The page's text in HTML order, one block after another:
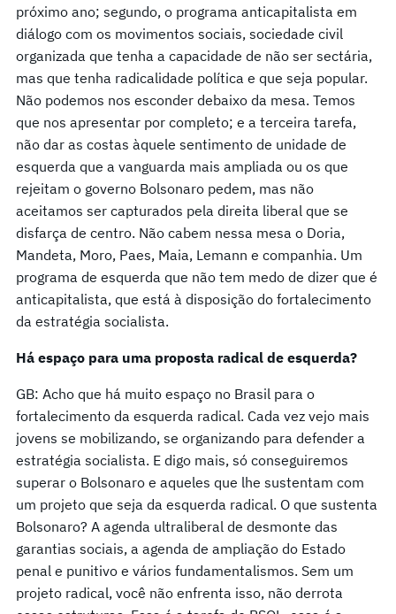
próximo ano; segundo, o programa anticapitalista em
diálogo com os movimentos sociais, sociedade civil
organizada que tenha a capacidade de não ser sectária,
mas que tenha radicalidade política e que seja popular.
Não podemos nos esconder debaixo da mesa. Temos
que nos apresentar por completo; e a terceira tarefa,
não dar as costas àquele sentimento de unidade de
esquerda que a vanguarda mais ampliada ou os que
rejeitam o governo Bolsonaro pedem, mas não
aceitamos ser capturados pela direita liberal que se
disfarça de centro. Não cabem nessa mesa o Doria,
Mandeta, Moro, Paes, Maia, Lemann e companhia. Um
programa de esquerda que não tem medo de dizer que é
anticapitalista, que está à disposição do fortalecimento
da estratégia socialista.
Há espaço para uma proposta radical de esquerda?
GB: Acho que há muito espaço no Brasil para o
fortalecimento da esquerda radical. Cada vez vejo mais
jovens se mobilizando, se organizando para defender a
estratégia socialista. E digo mais, só conseguiremos
superar o Bolsonaro e aqueles que lhe sustentam com
um projeto que seja da esquerda radical. O que sustenta
Bolsonaro? A agenda ultraliberal de desmonte das
garantias sociais, a agenda de ampliação do Estado
penal e punitivo e vários fundamentalismos. Sem um
projeto radical, você não enfrenta isso, não derrota